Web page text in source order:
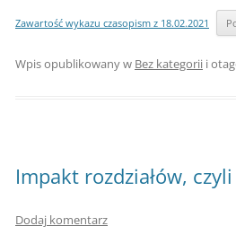
Zawartość wykazu czasopism z 18.02.2021
Wpis opublikowany w Bez kategorii i
Impakt rozdziałów,
Dodaj komentarz